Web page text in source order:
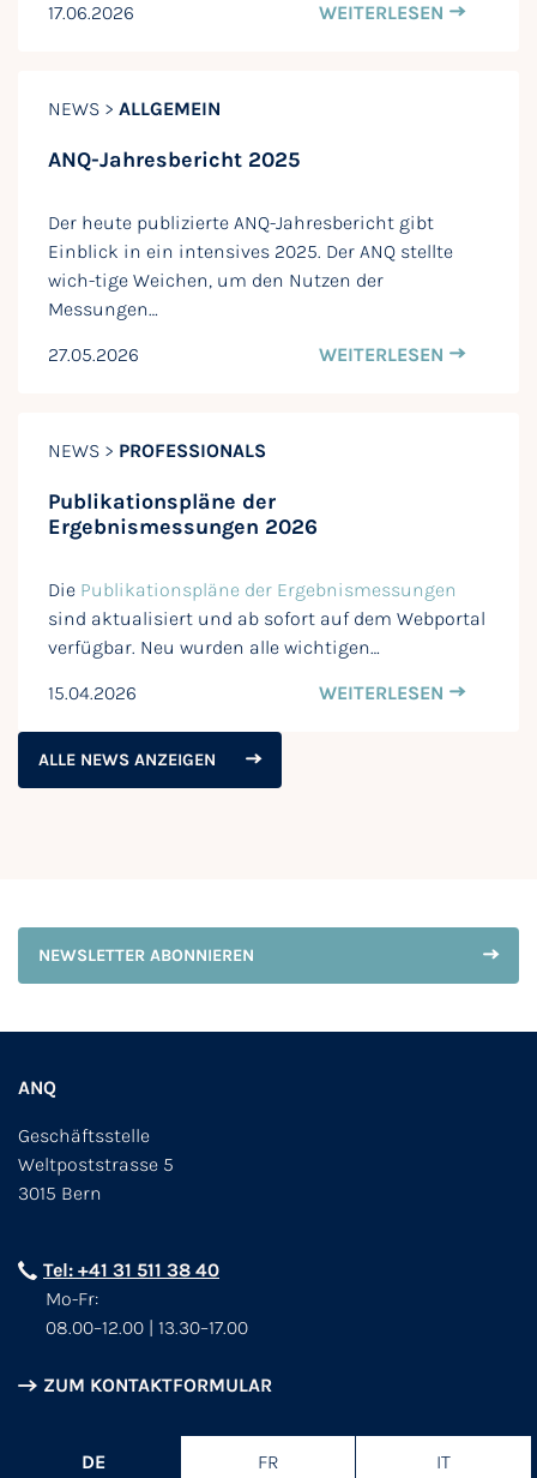
17.06.2026
WEITERLESEN
NEWS > ALLGEMEIN
ANQ-Jahresbericht 2025
Der heute publizierte ANQ-Jahresbericht gibt
Einblick in ein intensives 2025. Der ANQ stellte
wich-tige Weichen, um den Nutzen der
Messungen…
27.05.2026
WEITERLESEN
NEWS > PROFESSIONALS
Publikationspläne der
Ergebnismessungen 2026
Die Publikationspläne der Ergebnismessungen
sind aktualisiert und ab sofort auf dem Webportal
verfügbar. Neu wurden alle wichtigen…
15.04.2026
WEITERLESEN
ALLE NEWS ANZEIGEN
NEWSLETTER ABONNIEREN
ANQ
Geschäftsstelle
Weltpoststrasse 5
3015 Bern
Tel: +41 31 511 38 40
Mo-Fr:
08.00–12.00 | 13.30–17.00
ZUM KONTAKTFORMULAR
DE FR IT